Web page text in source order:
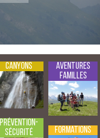
Canyons
Prévention-
Sécurité
Aventures
Familles
Formations